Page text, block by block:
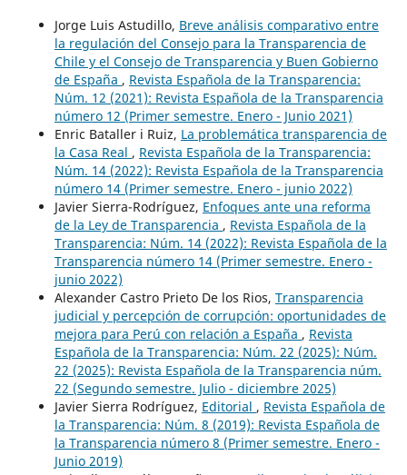
Jorge Luis Astudillo, Breve análisis comparativo entre
la regulación del Consejo para la Transparencia de
Chile y el Consejo de Transparencia y Buen Gobierno
de España , Revista Española de la Transparencia:
Núm. 12 (2021): Revista Española de la Transparencia
número 12 (Primer semestre. Enero - Junio 2021)
Enric Bataller i Ruiz, La problemática transparencia de
la Casa Real , Revista Española de la Transparencia:
Núm. 14 (2022): Revista Española de la Transparencia
número 14 (Primer semestre. Enero - junio 2022)
Javier Sierra-Rodríguez, Enfoques ante una reforma
de la Ley de Transparencia , Revista Española de la
Transparencia: Núm. 14 (2022): Revista Española de la
Transparencia número 14 (Primer semestre. Enero -
junio 2022)
Alexander Castro Prieto De los Rios, Transparencia
judicial y percepción de corrupción: oportunidades de
mejora para Perú con relación a España , Revista
Española de la Transparencia: Núm. 22 (2025): Núm.
22 (2025): Revista Española de la Transparencia núm.
22 (Segundo semestre. Julio - diciembre 2025)
Javier Sierra Rodríguez, Editorial , Revista Española de
la Transparencia: Núm. 8 (2019): Revista Española de
la Transparencia número 8 (Primer semestre. Enero -
Junio 2019)